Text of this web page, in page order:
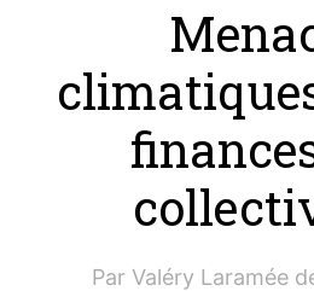
Par Valéry Laramée